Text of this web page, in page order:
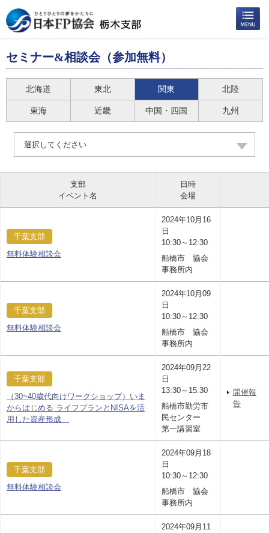
セミナー&相談会（参加無料）
北海道 東北 関東 北陸
東海 近畿 中国・四国 九州
選択してください
支部
イベント名
日時
会場
千葉支部
無料体験相談会
2024年10月16
日
10:30～12:30
船橋市 協会
事務所内
千葉支部
無料体験相談会
2024年10月09
日
10:30～12:30
船橋市 協会
事務所内
千葉支部
（30~40歳代向けワークショップ）いま
からはじめる ライフプランとNISAを活
用した資産形成
2024年09月22
日
13:30～15:30
船橋市勤労市
民センター
第一講習室
開催報
告
千葉支部
無料体験相談会
2024年09月18
日
10:30～12:30
船橋市 協会
事務所内
2024年09月11